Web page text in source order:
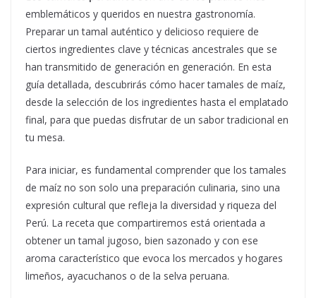
emblemáticos y queridos en nuestra gastronomía.
Preparar un tamal auténtico y delicioso requiere de
ciertos ingredientes clave y técnicas ancestrales que se
han transmitido de generación en generación. En esta
guía detallada, descubrirás cómo hacer tamales de maíz,
desde la selección de los ingredientes hasta el emplatado
final, para que puedas disfrutar de un sabor tradicional en
tu mesa.
Para iniciar, es fundamental comprender que los tamales
de maíz no son solo una preparación culinaria, sino una
expresión cultural que refleja la diversidad y riqueza del
Perú. La receta que compartiremos está orientada a
obtener un tamal jugoso, bien sazonado y con ese
aroma característico que evoca los mercados y hogares
limeños, ayacuchanos o de la selva peruana.